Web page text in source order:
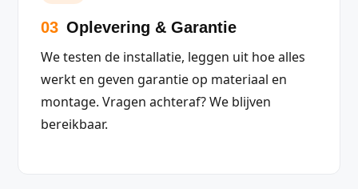
03 Oplevering & Garantie
We testen de installatie, leggen uit hoe alles
werkt en geven garantie op materiaal en
montage. Vragen achteraf? We blijven
bereikbaar.